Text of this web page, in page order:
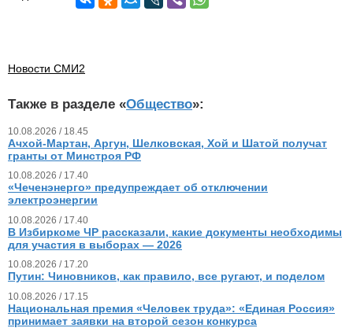
Новости СМИ2
Также в разделе «Общество»:
10.08.2026 / 18.45
Ачхой-Мартан, Аргун, Шелковская, Хой и Шатой получат
гранты от Минстроя РФ
10.08.2026 / 17.40
«Чеченэнерго» предупреждает об отключении
электроэнергии
10.08.2026 / 17.40
В Избиркоме ЧР рассказали, какие документы необходимы
для участия в выборах — 2026
10.08.2026 / 17.20
Путин: Чиновников, как правило, все ругают, и поделом
10.08.2026 / 17.15
Национальная премия «Человек труда»: «Единая Россия»
принимает заявки на второй сезон конкурса